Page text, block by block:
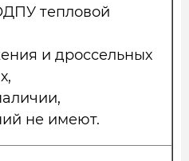
тепловой
и дроссельных
не имеют.